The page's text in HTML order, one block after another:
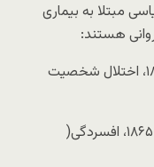
مبتلا به بیماری
هستند:
ناپلئون بناپارت: امپراطور فرانسه، ۱۸۰۴-۱۸۱۴، اختلال شخصیت
آبراهام لینکلن ، رئیس جمهور امریکا،۱۸۶۱-۱۸۶۵، افسردگی(